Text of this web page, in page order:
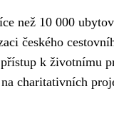
než 10 000
českého
k životnímu
charitativních